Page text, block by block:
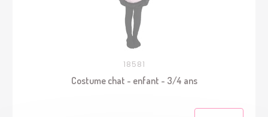
18581
Costume chat - enfant - 3/4 ans